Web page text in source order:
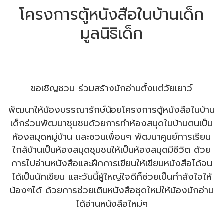
โครงการตู้หนังสือในบ้านเด็ก
มูลนิธิเด็ก
ขอเชิญชวน ร่วมสร้างนักอ่านตั้งแต่วัยเยาว์
พัฒนาให้น้องบรรณารักษ์น้อยโครงการตู้หนังสือในบ้าน
เด็กร่วมพัฒนาชุมชนด้วยการทำห้องสมุดในบ้านตนเป็น
ห้องสมุดหมู่บ้าน และชวนเพื่อนๆ พัฒนาศูนย์การเรียน
ใกล้บ้านเป็นห้องสมุดชุมชนให้เป็นห้องสมุดมีชีวิต ด้วย
การไปอ่านหนังสือและฝึกการเขียนให้เขียนหนังสือได้จน
ได้เป็นนักเขียน และวันนี้ผู้ใหญ่ใจดีก็ช่วยเป็นกำลังใจให้
น้องๆได้ ด้วยการช่วยเติมหนังสือชุดใหม่ให้น้องนักอ่าน
ได้อ่านหนังสือใหม่ๆ